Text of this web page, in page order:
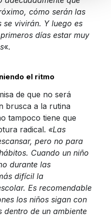
cómo serán las
se vivirán. Y luego es
días estar muy
«.
el ritmo
de que no será
brusca a la rutina
tampoco tiene que
radical. «Las
pero no para
Cuando un niño
durante las
difícil la
Es recomendable
los niños sigan con
dentro de un ambiente